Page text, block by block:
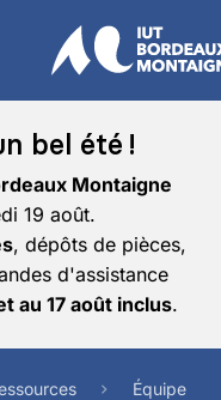
bel été !
Montaigne
19 août.
, dépôts de pièces,
d'assistance
au 17 août inclus.
Équipe